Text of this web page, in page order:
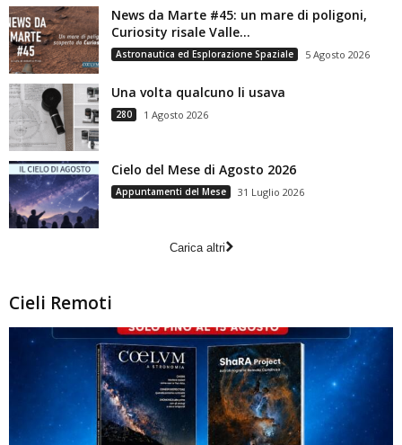
News da Marte #45: un mare di poligoni,
Curiosity risale Valle...
Astronautica ed Esplorazione Spaziale 5 Agosto 2026
Una volta qualcuno li usava
280 1 Agosto 2026
Cielo del Mese di Agosto 2026
Appuntamenti del Mese 31 Luglio 2026
Carica altri
Cieli Remoti